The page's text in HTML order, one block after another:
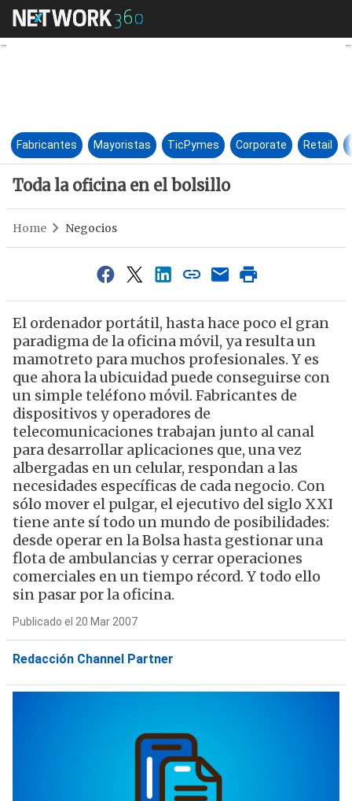
Toda la oficina en el bolsillo
Fabricantes Mayoristas TicPymes Corporate Retail
Toda la oficina en el bolsillo
Home Negocios
El ordenador portátil, hasta hace poco el gran
paradigma de la oficina móvil, ya resulta un
mamotreto para muchos profesionales. Y es
que ahora la ubicuidad puede conseguirse con
un simple teléfono móvil. Fabricantes de
dispositivos y operadores de
telecomunicaciones trabajan junto al canal
para desarrollar aplicaciones que, una vez
albergadas en un celular, respondan a las
necesidades específicas de cada negocio. Con
sólo mover el pulgar, el ejecutivo del siglo XXI
tiene ante sí todo un mundo de posibilidades:
desde operar en la Bolsa hasta gestionar una
flota de ambulancias y cerrar operaciones
comerciales en un tiempo récord. Y todo ello
sin pasar por la oficina.
Publicado el 20 Mar 2007
Redacción Channel Partner